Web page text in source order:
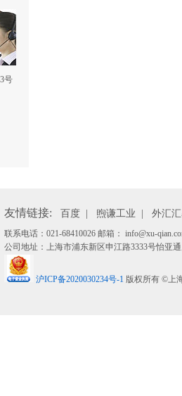
号
友情链接: 百度 煦谦工业 外汇
联系电话：021-68410026 邮箱： info@xu-
公司地址：上海市浦东新区申江路3333号怡亚
沪ICP备2020030234号-1 版权所有 ©上